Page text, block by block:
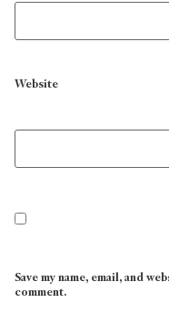
Website
Save my name, email, and
comment.